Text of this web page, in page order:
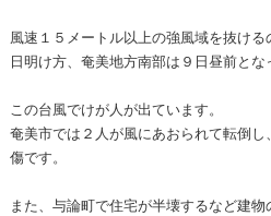
風速１５メートル以上の強風域を抜け
日明け方、奄美地方南部は９日昼前とな
この台風でけが人が出ています。
奄美市では２人が風にあおられて転倒
傷です。
また、与論町で住宅が半壊するなど建